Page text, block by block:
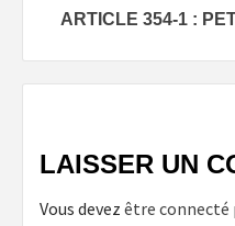
ARTICLE 354-1 :
LAISSER UN
Vous devez être connecté